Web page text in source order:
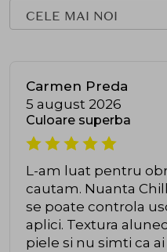
Carmen Preda
5 august 2026
Culoare superba
L-am luat pentru
cautam. Nuanta
se poate controla
aplici. Textura
piele si nu simti ca